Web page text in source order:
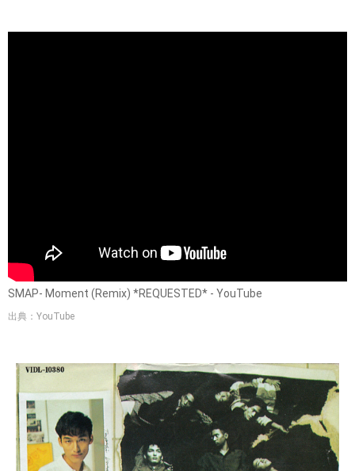
SMAP- Moment (Remix) *REQUESTED* - YouTube
出典：YouTube